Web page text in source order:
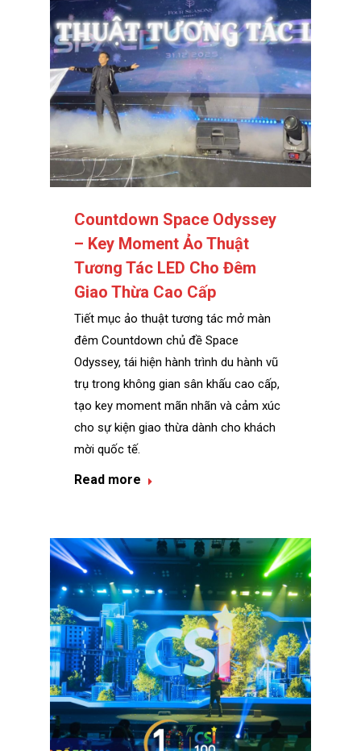
Countdown Space Odyssey
– Key Moment Ảo Thuật
Tương Tác LED Cho Đêm
Giao Thừa Cao Cấp
Tiết mục ảo thuật tương tác mở màn
đêm Countdown chủ đề Space
Odyssey, tái hiện hành trình du hành vũ
trụ trong không gian sân khấu cao cấp,
tạo key moment mãn nhãn và cảm xúc
cho sự kiện giao thừa dành cho khách
mời quốc tế.
Read more